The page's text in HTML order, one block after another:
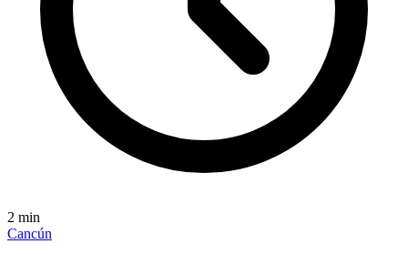
2 min
Cancún